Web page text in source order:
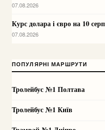
07.08.2026
Курс долара і євро на 10
07.08.2026
ПОПУЛЯРНІ МАРШРУТИ
Тролейбус №1 Полтава
Тролейбус №1 Київ